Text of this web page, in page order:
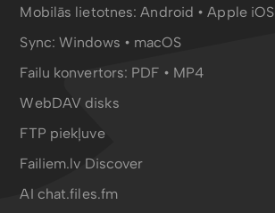
Mobilās lietotnes:Android •Apple iOS
Sync:Windows • macOS
Failu konvertors: PDF • MP4
WebDAV disks
FTP piekļuve
Failiem.lv Discover
AI chat.files.fm